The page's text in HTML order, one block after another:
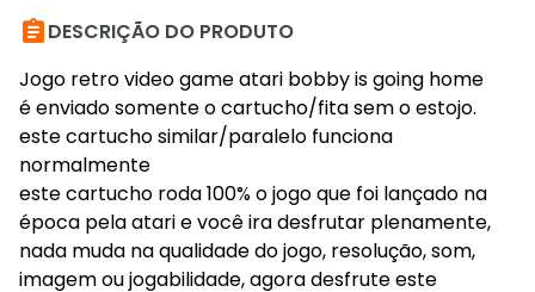
DESCRIÇÃO DO PRODUTO
Jogo retro video game atari bobby is going home
é enviado somente o cartucho/fita sem o estojo.
este cartucho similar/paralelo funciona
normalmente
este cartucho roda 100% o jogo que foi lançado na
época pela atari e você ira desfrutar plenamente,
nada muda na qualidade do jogo, resolução, som,
imagem ou jogabilidade, agora desfrute este